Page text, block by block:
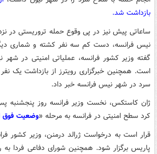
بازداشت شد.
ساعاتی پیش نیز در پی وقوع حمله تروریستی در
نیس فرانسه، دست کم سه نفر کشته و شماری
گفته وزیر کشور فرانسه، عملیاتی امنیتی در
است. همچنین خبرگزاری رویترز از بازداشت یک
سرد در شهر نیس فرانسه خبر داد.
ژان کاستکس، نخست وزیر فرانسه روز پنجشنبه
کرد سطح امنیتی در فرانسه به مرحله «وضعیت فوق
قرار است به درخواست ژرالد درمنن، وزیر کشور
پاریس برگزار شود. همچنین شورای دفاعی فردا به